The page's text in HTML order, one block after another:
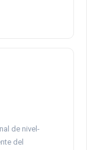
de nivel-
del